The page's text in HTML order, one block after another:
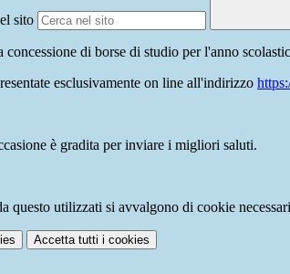
sito
di borse di studio per l'anno
esclusivamente on line all'indirizzo
è gradita per inviare i migliori saluti.
questo utilizzati si avvalgono di cookie
Accetta tutti i cookies